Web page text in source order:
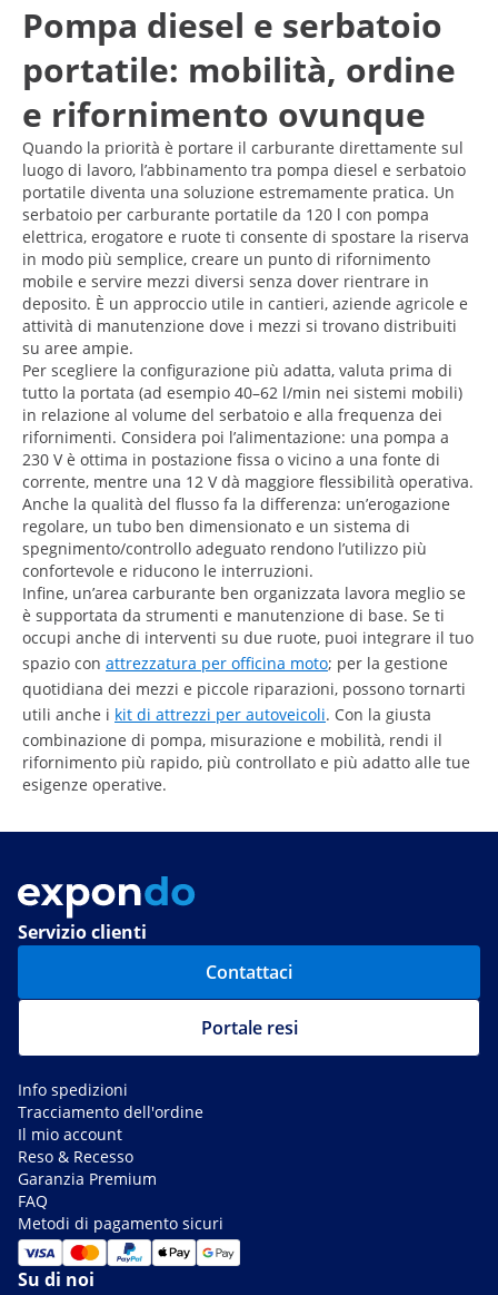
Pompa diesel e serbatoio
portatile: mobilità, ordine
e rifornimento ovunque
Quando la priorità è portare il carburante direttamente sul
luogo di lavoro, l’abbinamento tra pompa diesel e serbatoio
portatile diventa una soluzione estremamente pratica. Un
serbatoio per carburante portatile da 120 l con pompa
elettrica, erogatore e ruote ti consente di spostare la riserva
in modo più semplice, creare un punto di rifornimento
mobile e servire mezzi diversi senza dover rientrare in
deposito. È un approccio utile in cantieri, aziende agricole e
attività di manutenzione dove i mezzi si trovano distribuiti
su aree ampie.
Per scegliere la configurazione più adatta, valuta prima di
tutto la portata (ad esempio 40–62 l/min nei sistemi mobili)
in relazione al volume del serbatoio e alla frequenza dei
rifornimenti. Considera poi l’alimentazione: una pompa a
230 V è ottima in postazione fissa o vicino a una fonte di
corrente, mentre una 12 V dà maggiore flessibilità operativa.
Anche la qualità del flusso fa la differenza: un’erogazione
regolare, un tubo ben dimensionato e un sistema di
spegnimento/controllo adeguato rendono l’utilizzo più
confortevole e riducono le interruzioni.
Infine, un’area carburante ben organizzata lavora meglio se
è supportata da strumenti e manutenzione di base. Se ti
occupi anche di interventi su due ruote, puoi integrare il tuo
spazio con attrezzatura per officina moto; per la gestione
quotidiana dei mezzi e piccole riparazioni, possono tornarti
utili anche i kit di attrezzi per autoveicoli. Con la giusta
combinazione di pompa, misurazione e mobilità, rendi il
rifornimento più rapido, più controllato e più adatto alle tue
esigenze operative.
Servizio clienti
Contattaci
Portale resi
Info spedizioni
Tracciamento dell'ordine
Il mio account
Reso & Recesso
Garanzia Premium
FAQ
Metodi di pagamento sicuri
Su di noi